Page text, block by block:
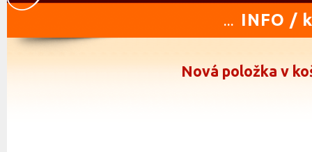
... INFO /
Nová položka v